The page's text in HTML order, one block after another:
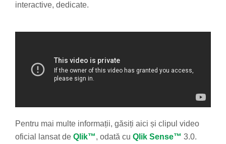
interactive, dedicate.
Pentru mai multe informații, găsiți aici și clipul video
oficial lansat de Qlik™, odată cu Qlik Sense™ 3.0.